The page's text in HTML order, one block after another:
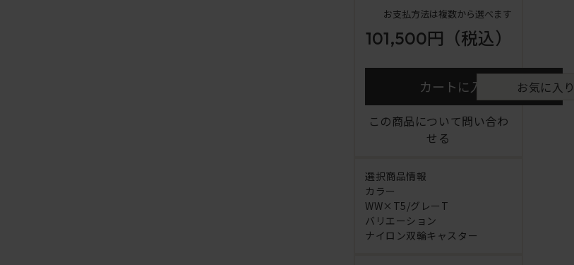
お支払方法は複数から選べます
101,500円 （税込）
カートに入れる お気に入
この商品について問い合わ
せる
選択商品情報
カラー
WW×T5/グレーT
バリエーション
ナイロン双輪キャスター